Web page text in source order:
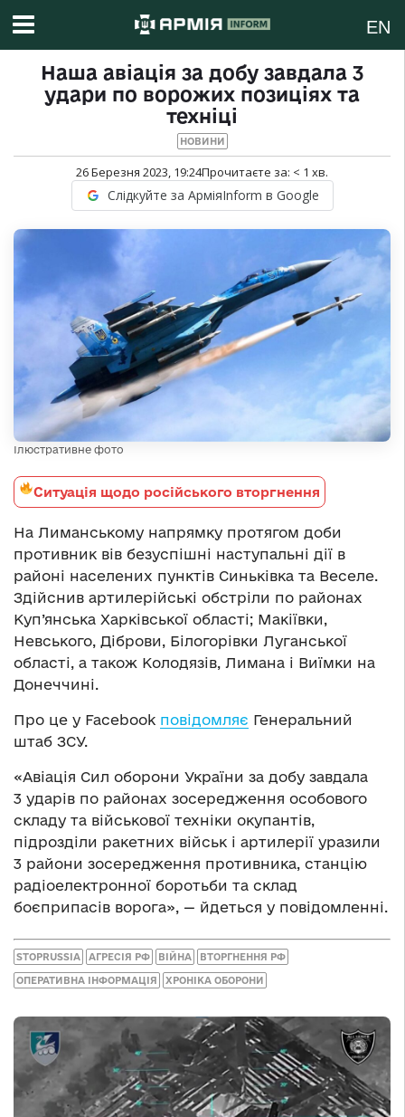
EN
Наша авіація за добу завдала 3
удари по ворожих позиціях та
техніці
НОВИНИ
26 Березня 2023, 19:24Прочитаєте за: < 1 хв.
Слідкуйте за АрміяInform в Google
Ілюстративне фото
Ситуація щодо російського вторгнення
На Лиманському напрямку протягом доби
противник вів безуспішні наступальні дії в
районі населених пунктів Синьківка та Веселе.
Здійснив артилерійські обстріли по районах
Куп’янська Харківської області; Макіївки,
Невського, Діброви, Білогорівки Луганської
області, а також Колодязів, Лимана і Виїмки на
Донеччині.
Про це у Facebook повідомляє Генеральний
штаб ЗСУ.
«Авіація Сил оборони України за добу завдала
3 ударів по районах зосередження особового
складу та військової техніки окупантів,
підрозділи ракетних військ і артилерії уразили
3 райони зосередження противника, станцію
радіоелектронної боротьби та склад
боєприпасів ворога», — йдеться у повідомленні.
STOPRUSSIA АГРЕСІЯ РФ ВІЙНА ВТОРГНЕННЯ РФ
ОПЕРАТИВНА ІНФОРМАЦІЯ ХРОНІКА ОБОРОНИ